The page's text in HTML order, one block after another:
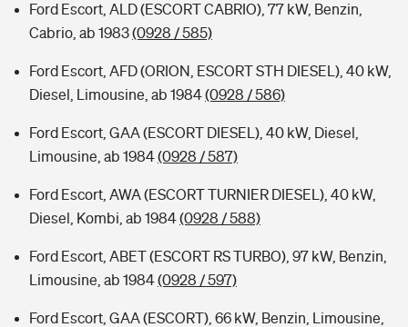
Ford Escort, ALD (ESCORT CABRIO), 77 kW, Benzin,
Cabrio, ab 1983(0928 / 585)
Ford Escort, AFD (ORION, ESCORT STH DIESEL), 40 kW,
Diesel, Limousine, ab 1984(0928 / 586)
Ford Escort, GAA (ESCORT DIESEL), 40 kW, Diesel,
Limousine, ab 1984(0928 / 587)
Ford Escort, AWA (ESCORT TURNIER DIESEL), 40 kW,
Diesel, Kombi, ab 1984(0928 / 588)
Ford Escort, ABET (ESCORT RS TURBO), 97 kW, Benzin,
Limousine, ab 1984(0928 / 597)
Ford Escort, GAA (ESCORT), 66 kW, Benzin, Limousine,